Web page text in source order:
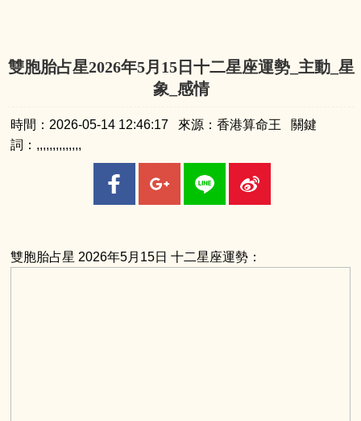
雙胞胎占星2026年5月15日十二星座運勢_主動_星
象_感情
時間：2026-05-14 12:46:17 來源：香港算命王 關鍵
詞：,,,,,,,,,,,,,,
雙胞胎占星 2026年5月15日 十二星座運勢：